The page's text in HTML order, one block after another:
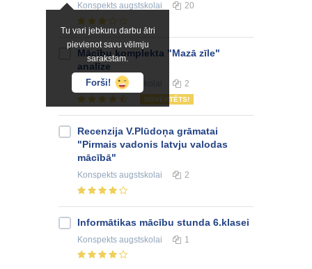
Tu vari jebkuru darbu ātri
pievienot savu vēlmju
sarakstam.
Forši!
Konspekts augstskolai 20
Mācību komplekta "Mazā zīle"
analīze
Konspektsaugstskolai 2
NOVĒRTĒTS!
Recenzija V.Plūdoņa grāmatai
"Pirmais vadonis latvju valodas
mācībā"
Konspekts augstskolai 2
Informātikas mācību stunda 6.klasei
Konspekts augstskolai 1